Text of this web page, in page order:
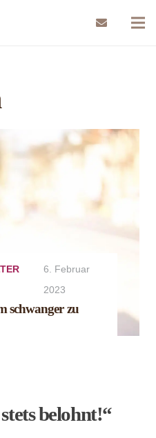
6. Februar
2023
schwanger zu
belohnt!“